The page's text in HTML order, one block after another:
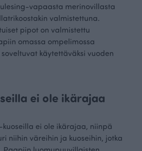
vapaasta merinovillasta
valmistettuna.
pipot on valmistettu
omassa ompelimossa
soveltuvat käytettäväksi vuoden
ei ole ikärajaa
ei ole ikärajaa, niinpä
niihin väreihin ja kuoseihin, jotka